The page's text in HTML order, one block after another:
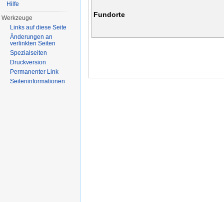
Fundorte
Hilfe
Werkzeuge
Links auf diese Seite
Änderungen an
verlinkten Seiten
Spezialseiten
Druckversion
Permanenter Link
Seiteninformationen